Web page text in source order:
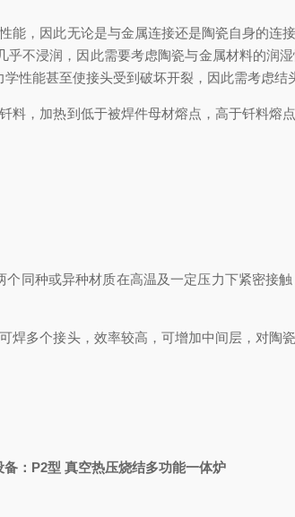
，因此无论是与金属连接还是陶瓷自身的连
不浸润，因此需要考虑陶瓷与金属材料的润
性能甚至使接头受到破坏开裂，因此需考虑结
，加热到低于被焊件母材熔点，高于钎料熔
同种或异种材质在高温及一定压力下紧密接
多个接头，效率较高，可增加中间层，对陶
： P2型 真空热压烧结多功能一体炉